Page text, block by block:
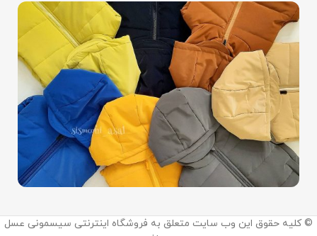
اینستاگرام:
© کلیه حقوق این وب سایت متعلق به فروشگاه اینترنتی سیسمونی عسل